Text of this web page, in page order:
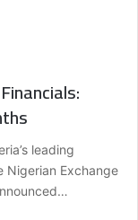
leading
Nigerian Exchange